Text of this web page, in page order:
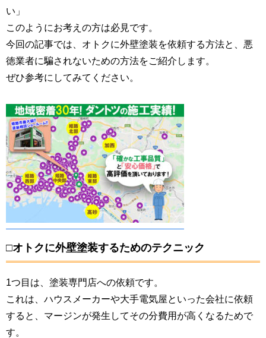
い」
このようにお考えの方は必見です。
今回の記事では、オトクに外壁塗装を依頼する方法と、悪
徳業者に騙されないための方法をご紹介します。
ぜひ参考にしてみてください。
□オトクに外壁塗装するためのテクニック
1つ目は、塗装専門店への依頼です。
これは、ハウスメーカーや大手電気屋といった会社に依頼
すると、マージンが発生してその分費用が高くなるためで
す。